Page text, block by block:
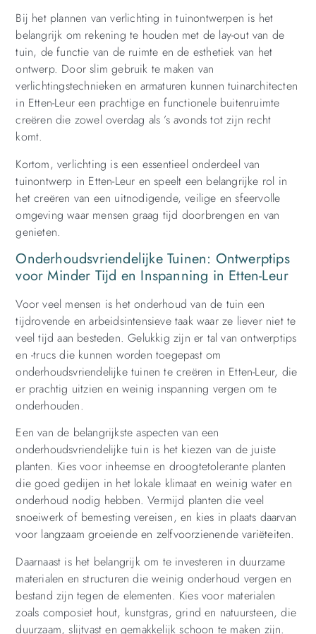
Bij het plannen van verlichting in tuinontwerpen is het
belangrijk om rekening te houden met de lay-out van de
tuin, de functie van de ruimte en de esthetiek van het
ontwerp. Door slim gebruik te maken van
verlichtingstechnieken en armaturen kunnen tuinarchitecten
in Etten-Leur een prachtige en functionele buitenruimte
creëren die zowel overdag als ’s avonds tot zijn recht
komt.
Kortom, verlichting is een essentieel onderdeel van
tuinontwerp in Etten-Leur en speelt een belangrijke rol in
het creëren van een uitnodigende, veilige en sfeervolle
omgeving waar mensen graag tijd doorbrengen en van
genieten.
Onderhoudsvriendelijke Tuinen: Ontwerptips
voor Minder Tijd en Inspanning in Etten-Leur
Voor veel mensen is het onderhoud van de tuin een
tijdrovende en arbeidsintensieve taak waar ze liever niet te
veel tijd aan besteden. Gelukkig zijn er tal van ontwerptips
en -trucs die kunnen worden toegepast om
onderhoudsvriendelijke tuinen te creëren in Etten-Leur, die
er prachtig uitzien en weinig inspanning vergen om te
onderhouden.
Een van de belangrijkste aspecten van een
onderhoudsvriendelijke tuin is het kiezen van de juiste
planten. Kies voor inheemse en droogtetolerante planten
die goed gedijen in het lokale klimaat en weinig water en
onderhoud nodig hebben. Vermijd planten die veel
snoeiwerk of bemesting vereisen, en kies in plaats daarvan
voor langzaam groeiende en zelfvoorzienende variëteiten.
Daarnaast is het belangrijk om te investeren in duurzame
materialen en structuren die weinig onderhoud vergen en
bestand zijn tegen de elementen. Kies voor materialen
zoals composiet hout, kunstgras, grind en natuursteen, die
duurzaam, slijtvast en gemakkelijk schoon te maken zijn.